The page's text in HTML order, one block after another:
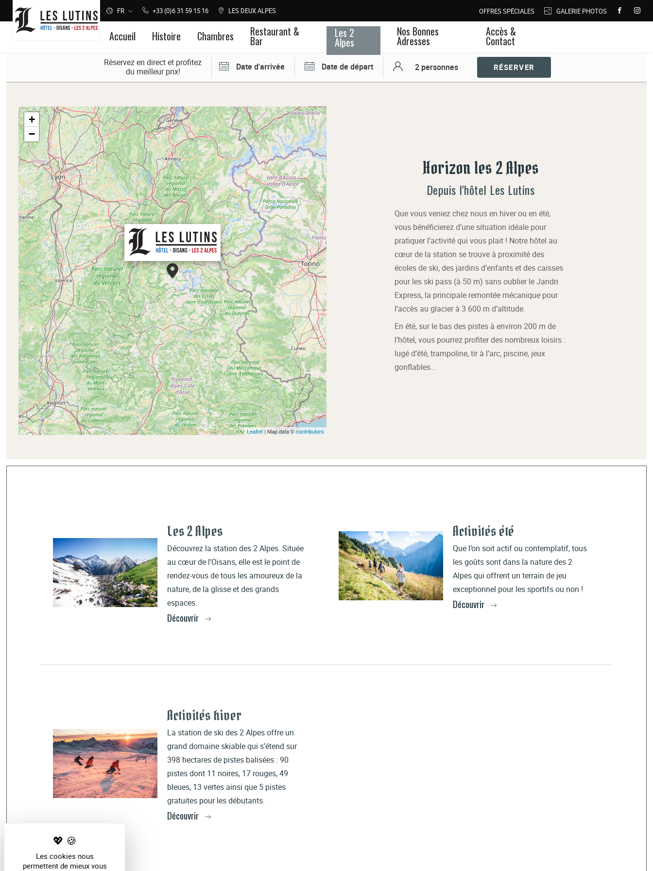
Accueil Histoire Chambres Restaurant &
Bar
Les 2
Alpes
Nos Bonnes
Adresses
Accès &
Contact
+33 (0)6 31 59 15 16 LES DEUX ALPES
FR OFFRES SPÉCIALES GALERIE PHOTOS
Réservez en direct et profitez
du meilleur prix!
Date d'arrivée Date de départ
Horizon les 2 Alpes
Depuis l'hôtel Les Lutins
Que vous veniez chez nous en hiver ou en été,
vous bénéficierez d’une situation idéale pour
pratiquer l’activité qui vous plait ! Notre hôtel au
cœur de la station se trouve à proximité des
écoles de ski, des jardins d’enfants et des caisses
pour les ski pass (à 50 m) sans oublier le Jandri
Express, la principale remontée mécanique pour
l’accès au glacier à 3 600 m d’altitude.
En été, sur le bas des pistes à environ 200 m de
l’hôtel, vous pourrez profiter des nombreux loisirs :
lugé d’été, trampoline, tir à l’arc, piscine, jeux
gonflables…
+
−
Leaflet | Map data ©contributors
Les 2 Alpes
Découvrez la station des 2 Alpes. Située
au cœur de l’Oisans, elle est le point de
rendez-vous de tous les amoureux de la
nature, de la glisse et des grands
espaces.
Découvrir
Activités été
Que l’on soit actif ou contemplatif, tous
les goûts sont dans la nature des 2
Alpes qui offrent un terrain de jeu
exceptionnel pour les sportifs ou non !
Découvrir
Activités hiver
La station de ski des 2 Alpes offre un
grand domaine skiable qui s’étend sur
398 hectares de pistes balisées : 90
pistes dont 11 noires, 17 rouges, 49
bleues, 13 vertes ainsi que 5 pistes
gratuites pour les débutants.
Découvrir
Panneau de gestion des cookies
Les cookies nous
permettent de mieux vous